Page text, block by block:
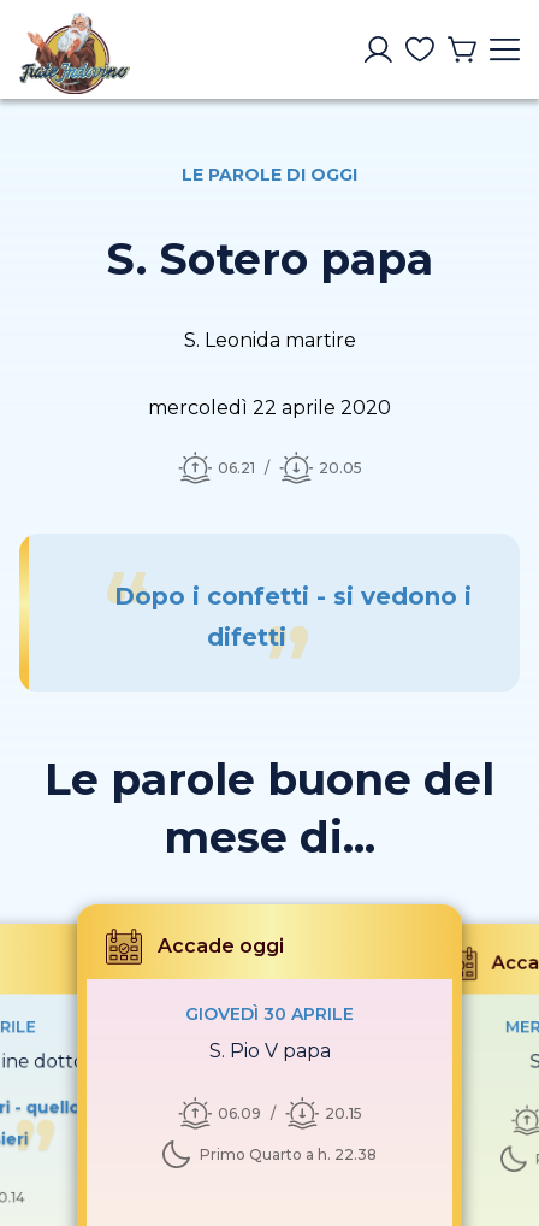
LE PAROLE DI OGGI
S. Sotero papa
S. Leonida martire
mercoledì 22 aprile 2020
06.21 20.05
Dopo i confetti - si vedono i
difetti
Le parole buone del
mese di...
dottore
- quello
Accade oggi
GIOVEDÌ 30 APRILE
S. Pio V papa
06.09 20.15
Primo Quarto a h. 22.38